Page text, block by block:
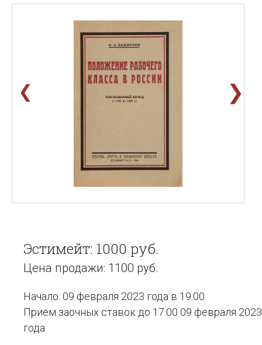
❮ ❯
Эстимейт: 1000 руб.
Цена продажи: 1100 руб.
Начало: 09 февраля 2023 года в 19:00
Прием заочных ставок до 17:00 09 февраля 2023
года